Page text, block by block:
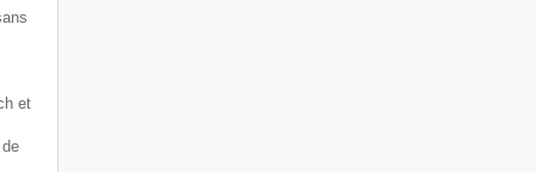
et